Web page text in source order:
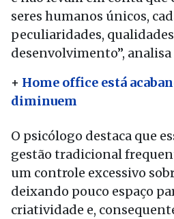
seres humanos únicos,
peculiaridades, qualidades
desenvolvimento”,
+ Home office está
diminuem
O psicólogo destaca que
gestão tradicional
um controle excessivo
deixando pouco espaço
criatividade e,